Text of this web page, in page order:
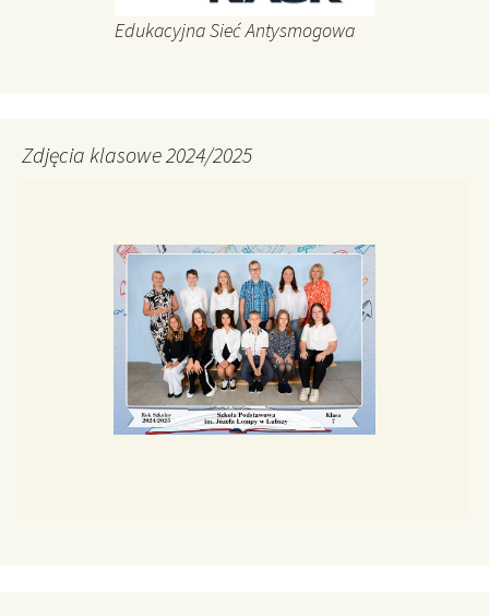
Edukacyjna Sieć Antysmogowa
Zdjęcia klasowe 2024/2025